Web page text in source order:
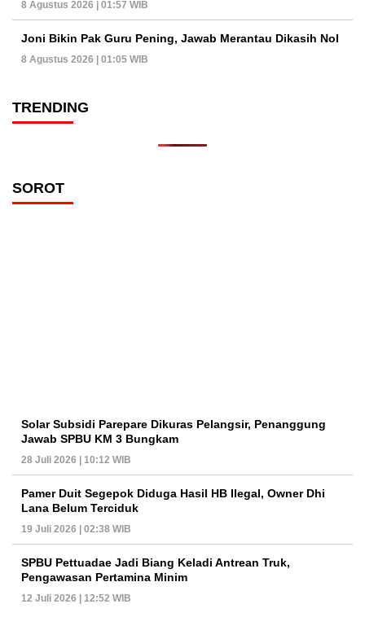
8 Agustus 2026 | 01:57 WIB
Joni Bikin Pak Guru Pening, Jawab Merantau Dikasih Nol
8 Agustus 2026 | 01:05 WIB
TRENDING
SOROT
Solar Subsidi Parepare Dikuras Pelangsir, Penanggung
Jawab SPBU KM 3 Bungkam
28 Juli 2026 | 10:12 WIB
Pamer Duit Segepok Diduga Hasil HB Ilegal, Owner Dhi
Lana Belum Terciduk
19 Juli 2026 | 02:38 WIB
SPBU Pettuadae Jadi Biang Keladi Antrean Truk,
Pengawasan Pertamina Minim
12 Juli 2026 | 12:52 WIB